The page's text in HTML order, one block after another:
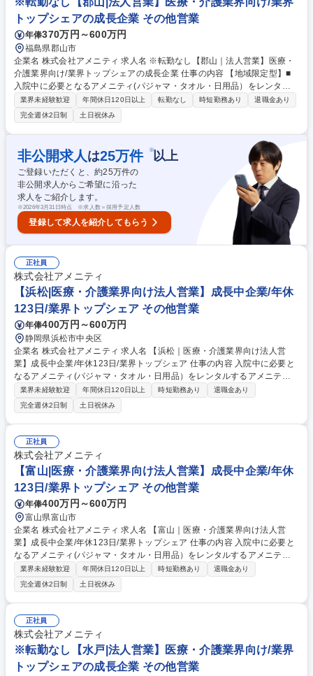
長した優良企業！ 募集職種 【郡山｜医療・介護業界向け法人営業】成長
中企業/年休123日/業界トップシェア
トップシェアの成長企業 その他営業
年俸370万円～600万円
福島県郡山市
企業名 株式会社アメニティ 求人名 ※転勤なし【郡山｜法人営業】医療・
介護業界向け/業界トップシェアの成長企業 仕事の内容 【地域限定型】■
入院中に必要となるアメニティ(パジャマ・タオル・日用品）をレンタル
するアメニティサポートシステムを提供している当社にて、病院・介護施
設向けの提案営業をお任せ致します。 アメニティのレンタルサービスの提
案だけでなく、人材派遣・紹介等幅広く事業展開しているため、多角的に
提案ができることもポイントの一つです。社会貢献性も高く、今後の高齢
化社会において成長が見込める産業です。 また、病院や介護施設の業務軽
減に貢献する事で、患者様、利用者様へのサービス向上に直結する為、大
変やりがいのあるお仕事です。 ★2007年の設立以来、従業員数2,600名を
超える企業に成長した優良企業！ 募集職種 ※転勤なし【郡山｜法人営
業】医療・介護業界向け/業界トップシェアの成長企業
業界未経験歓迎 年間休日120日以上 転勤なし 時短勤務あり
退職金あり
完全週休2日制
土日祝休み
非公開求人 は25万件 ※以上
ご登録いただくと、約25万件の
非公開求人からご希望に沿った
求人をご紹介します。
※2026年3月31日時点 ※求人数＝採用予定人数
登録して求人を紹介してもらう
正社員
株式会社アメニティ
【浜松|医療・介護業界向け法人営業】成長中企業/年休
123日/業界トップシェア その他営業
年俸400万円～600万円
静岡県浜松市中央区
企業名 株式会社アメニティ 求人名 【浜松｜医療・介護業界向け法人営
業】成長中企業/年休123日/業界トップシェア 仕事の内容 入院中に必要と
なるアメニティ(パジャマ・タオル・日用品）をレンタルするアメニティ
サポートシステムを提供している当社にて、病院・介護施設向けの提案営
業をお任せ致します。 アメニティのレンタルサービスの提案だけでなく、
人材派遣・紹介等幅広く事業展開しているため、多角的に提案ができるこ
ともポイントの一つです。社会貢献性も高く、今後の高齢化社会において
成長が見込める産業です。 また、病院や介護施設の業務軽減に貢献する事
で、患者様、利用者様へのサービス向上に直結する為、大変やりがいのあ
るお仕事です。 ★2007年の設立以来、従業員数2,600名を超える企業に成
長した優良企業！ 募集職種 【浜松｜医療・介護業界向け法人営業】成長
中企業/年休123日/業界トップシェア
業界未経験歓迎 年間休日120日以上 時短勤務あり
退職金あり
完全週休2日制
土日祝休み
正社員
株式会社アメニティ
【富山|医療・介護業界向け法人営業】成長中企業/年休
123日/業界トップシェア その他営業
年俸400万円～600万円
富山県富山市
企業名 株式会社アメニティ 求人名 【富山｜医療・介護業界向け法人営
業】成長中企業/年休123日/業界トップシェア 仕事の内容 入院中に必要と
なるアメニティ(パジャマ・タオル・日用品）をレンタルするアメニティ
サポートシステムを提供している当社にて、病院・介護施設向けに提案営
業をお任せ致します。 アメニティのレンタルサービスの提案だけでなく、
人材派遣・紹介等幅広く事業展開しているため、多角的に提案ができるこ
ともポイントの一つです。社会貢献性も高く、今後の高齢化社会において
成長が見込める産業です。 また、病院や介護施設の業務軽減に貢献する事
で、患者様、利用者様へのサービス向上に直結する為、大変やりがいのあ
るお仕事です。 ★2007年の設立以来、従業員数2,600名を超える企業に成
長した優良企業！ 募集職種 【富山｜医療・介護業界向け法人営業】成長
中企業/年休123日/業界トップシェア
業界未経験歓迎 年間休日120日以上 時短勤務あり
退職金あり
完全週休2日制
土日祝休み
正社員
株式会社アメニティ
※転勤なし【水戸|法人営業】医療・介護業界向け/業界
トップシェアの成長企業 その他営業